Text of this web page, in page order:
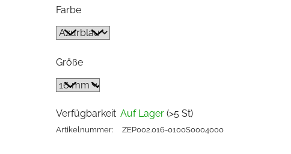
Farbe
Größe
Verfügbarkeit Auf Lager (>5 St)
Artikelnummer: ZEP002.016-0100S0004000